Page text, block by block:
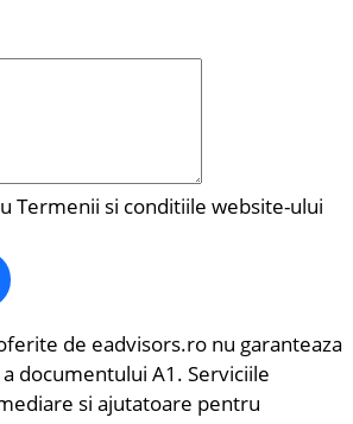
Termenii si conditiile website-ului
de eadvisors.ro nu garanteaza
documentului A1. Serviciile
si ajutatoare pentru